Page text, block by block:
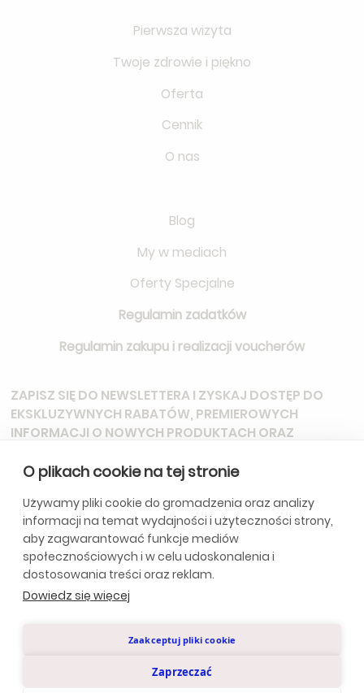
O plikach cookie na tej stronie
Używamy pliki cookie do gromadzenia oraz analizy
informacji na temat wydajności i użyteczności strony,
aby zagwarantować funkcje mediów
społecznościowych i w celu udoskonalenia i
dostosowania treści oraz reklam.
Dowiedz się więcej
Zaakceptuj pliki cookie
Zaprzeczać
Pierwsza wizyta
Twoje zdrowie i piękno
Oferta
Cennik
O nas
Blog
My w mediach
Oferty Specjalne
Regulamin zadatków
Regulamin zakupu i realizacji voucherów
ZAPISZ SIĘ DO NEWSLETTERAI ZYSKAJ DOSTĘP DO
EKSKLUZYWNYCH RABATÓW, PREMIEROWYCH
INFORMACJI O NOWYCH PRODUKTACH ORAZ
*Subskrybując, wyrażasz zgodę na otrzymywanie aktualizacji od
naszej firmy. Szczegóły wPolitycę Prywatności.
Design by
Polityka Prywatności